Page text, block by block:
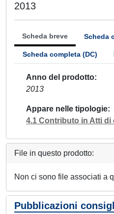
2013
Scheda breve Scheda
Scheda completa (DC)
Anno del prodotto
2013
Appare nelle tipologie
4.1 Contributo in Atti di
File in questo prodotto:
Non ci sono file associati a
Pubblicazioni